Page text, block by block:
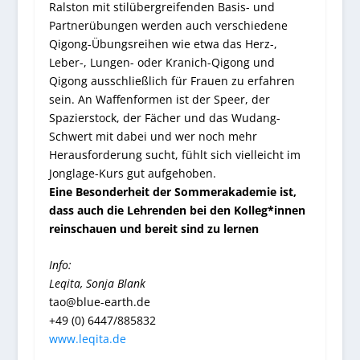
Ralston mit stilübergreifenden Basis- und
Partnerübungen werden auch verschiedene
Qigong-Übungsreihen wie etwa das Herz-,
Leber-, Lungen- oder Kranich-Qigong und
Qigong ausschließlich für Frauen zu erfahren
sein. An Waffenformen ist der Speer, der
Spazierstock, der Fächer und das Wudang-
Schwert mit dabei und wer noch mehr
Herausforderung sucht, fühlt sich vielleicht im
Jonglage-Kurs gut aufgehoben.
Eine Besonderheit der Sommerakademie ist,
dass auch die Lehrenden bei den Kolleg*innen
reinschauen und bereit sind zu lernen
Info:
Leqita, Sonja Blank
tao@blue-earth.de
+49 (0) 6447/885832
www.leqita.de